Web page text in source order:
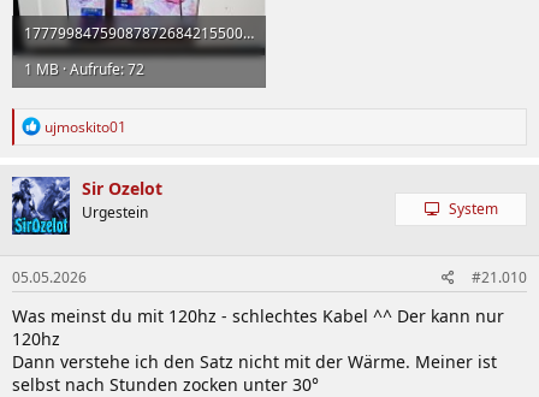
17779984759087872684215500919997.jpg
1 MB · Aufrufe: 72
R
k
t
i
o
n
e
n
:
ujmoskito01
Sir Ozelot
Urgestein System
05.05.2026 #21.010
Was meinst du mit 120hz - schlechtes Kabel ^^ Der kann nur
120hz
Dann verstehe ich den Satz nicht mit der Wärme. Meiner ist
selbst nach Stunden zocken unter 30°